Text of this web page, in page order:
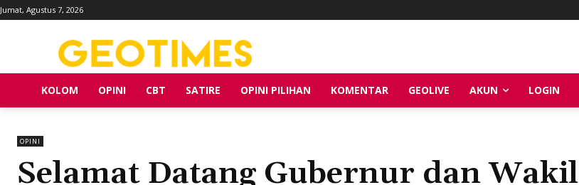
Jumat, Agustus 7, 2026
KOLOM OPINI CBT SATIRE OPINI PILIHAN KOMENTAR GEOLIVE AKUN LOGIN
OPINI
Selamat Datang Gubernur dan Wakil